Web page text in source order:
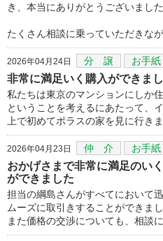
き、本当にありがとうございました
たくさん相談に乗っていただきな
2026年04月24日 分 譲 お手紙
非常に満足いく購入ができま
私たちは東京のマンションにしか
ということを考えるにあたって、
上で初めてポラスの家を見に行き
2026年04月23日 仲 介 お手紙
おかげさまで非常に満足のい
ができました
担当の綱島さんがすべてにおいて
ムーズに取引きすることができまし
また価格の交渉についても、相談